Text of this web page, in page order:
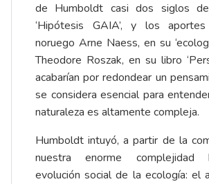
de Humboldt casi dos siglos
‘Hipótesis GAIA’, y los
noruego Arne Naess, en su
Theodore Roszak, en su libro
acabarían por redondear un
se considera esencial para
naturaleza es altamente compleja.
Humboldt intuyó, a partir de la
nuestra enorme complejidad
evolución social de la ecología: el